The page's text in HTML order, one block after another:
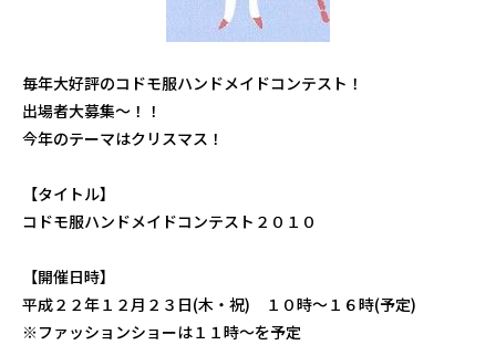
毎年大好評のコドモ服ハンドメイドコンテスト！
出場者大募集～！！
今年のテーマはクリスマス！
【タイトル】
コドモ服ハンドメイドコンテスト２０１０
【開催日時】
平成２２年１２月２３日(木・祝) １０時～１６時(予定)
※ファッションショーは１１時～を予定